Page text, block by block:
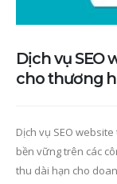
Dịch vụ SEO
cho thương
Dịch vụ SEO
bền vững trên các
thu dài hạn cho